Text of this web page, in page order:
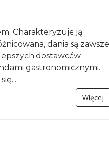
Charakteryzuje ją
dania są zawsze
dostawców.
gastronomicznymi.
Więcej